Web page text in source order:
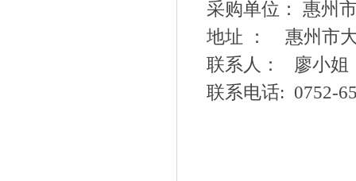
采购单位：
惠州
地址
：
惠州市
联系人：
廖小姐
联系电话: 0752-